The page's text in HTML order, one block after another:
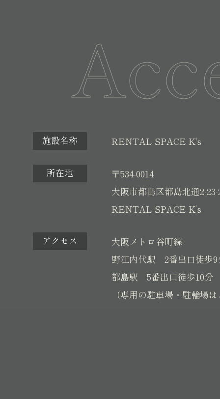
施設名称 RENTAL SPACE K's
所在地
〒534-0014
大阪市都島区都島北通2-
RENTAL SPACE K’s
アクセス
大阪メトロ谷町線
野江内代駅 2番出口徒歩9
都島駅 5番出口徒歩10分
（専用の駐車場・駐輪場